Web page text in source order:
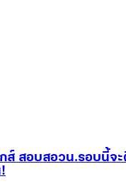
ส์ สอบสอวน.รอบนี้จะ